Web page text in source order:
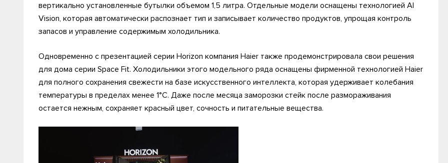
вертикально установленные бутылки объемом 1,5 литра. Отдельные модели оснащены технологией AI
Vision, которая автоматически распознает тип и записывает количество продуктов, упрощая контроль
запасов и управление содержимым холодильника.
Одновременно с презентацией серии Horizon компания Haier также продемонстрировала свои решения
для дома серии Space Fit. Холодильники этого модельного ряда оснащены фирменной технологией Haier
для полного сохранения свежести на базе искусственного интеллекта, которая удерживает колебания
температуры в пределах менее 1°C. Даже после месяца заморозки стейк после размораживания
остается нежным, сохраняет красный цвет, сочность и питательные вещества.